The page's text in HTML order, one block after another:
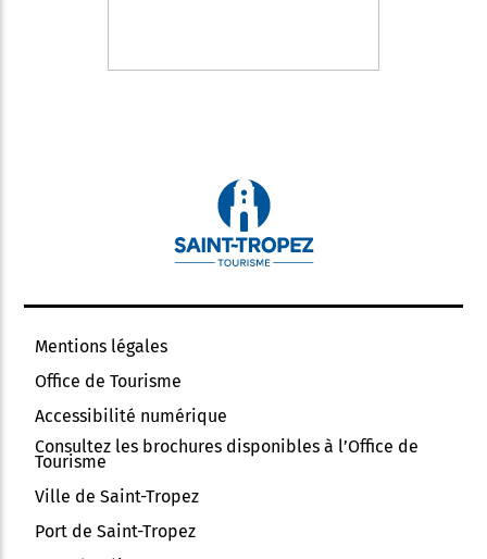
Mentions légales
Office de Tourisme
Accessibilité numérique
Consultez les brochures disponibles à l’Office de
Tourisme
Ville de Saint-Tropez
Port de Saint-Tropez